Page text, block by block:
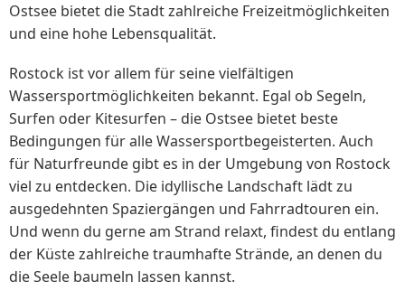
Ostsee bietet die Stadt zahlreiche Freizeitmöglichkeiten
und eine hohe Lebensqualität.
Rostock ist vor allem für seine vielfältigen
Wassersportmöglichkeiten bekannt. Egal ob Segeln,
Surfen oder Kitesurfen – die Ostsee bietet beste
Bedingungen für alle Wassersportbegeisterten. Auch
für Naturfreunde gibt es in der Umgebung von Rostock
viel zu entdecken. Die idyllische Landschaft lädt zu
ausgedehnten Spaziergängen und Fahrradtouren ein.
Und wenn du gerne am Strand relaxt, findest du entlang
der Küste zahlreiche traumhafte Strände, an denen du
die Seele baumeln lassen kannst.